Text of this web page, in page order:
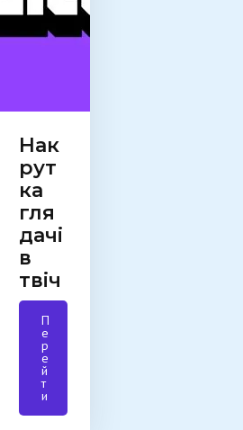
Нак
рут
ка
гля
дачі
в
твіч
П
е
р
е
й
т
и